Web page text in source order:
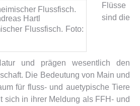
Flussfisch. Foto:
Flüsse
sind die
und prägen wesentlich den
Die Bedeutung von Main und
für fluss- und auetypische Tiere
sich in ihrer Meldung als FFH- und